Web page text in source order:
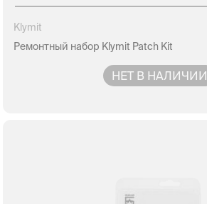
Klymit
Ремонтный набор Klymit Patch Kit
НЕТ В НАЛИЧИИ